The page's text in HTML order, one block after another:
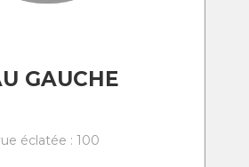
GAUCHE
éclatée : 100